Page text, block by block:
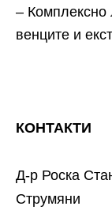
– Комплексно
венците и
КОНТАКТИ
Д-р Роска
Струмяни